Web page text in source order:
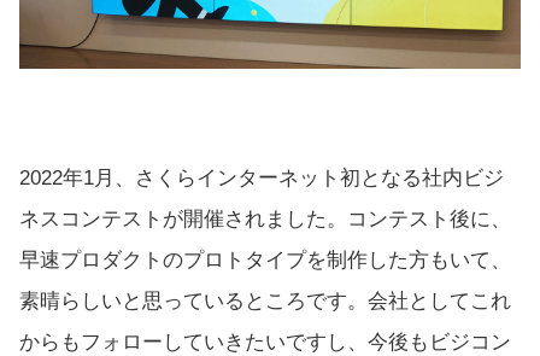
2022年1月、さくらインターネット初となる社内ビジ
ネスコンテスト が開催されました。コンテスト後に、
早速プロダクトのプロトタイプを制作した方もいて、
素晴らしいと思っているところです。会社としてこれ
からもフォローしていきたいですし、今後もビジコン